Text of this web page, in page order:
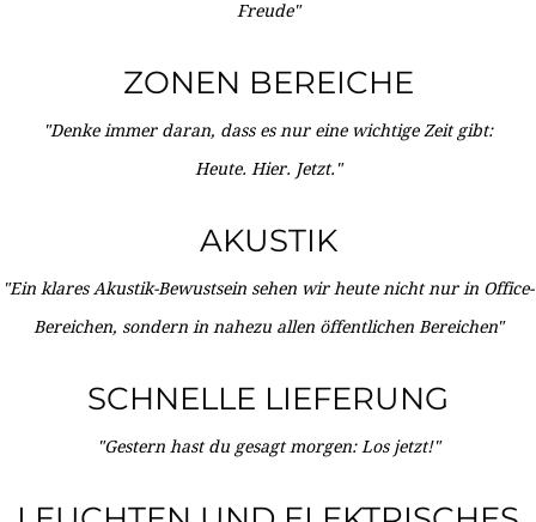
Freude"
ZONEN BEREICHE
"Denke immer daran, dass es nur eine wichtige Zeit gibt:
Heute. Hier. Jetzt."
AKUSTIK
"Ein klares Akustik-Bewustsein sehen wir heute nicht nur in Office-
Bereichen, sondern in nahezu allen öffentlichen Bereichen"
SCHNELLE LIEFERUNG
"Gestern hast du gesagt morgen: Los jetzt!"